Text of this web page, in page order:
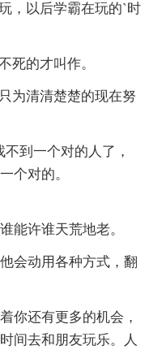
，以后学霸在玩的`时
死的才叫作。
为清清楚楚的现在努
到一个对的人了，
个对的。
能许谁天荒地老。
会动用各种方式，翻
你还有更多的机会，
间去和朋友玩乐。人